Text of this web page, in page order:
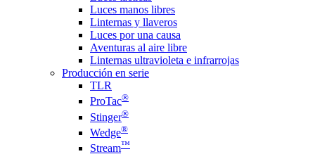
Luces manos libres
Linternas y llaveros
Luces por una causa
Aventuras al aire libre
Linternas ultravioleta e infrarrojas
Producción en serie
TLR
ProTac®
Stinger®
Wedge®
Stream™